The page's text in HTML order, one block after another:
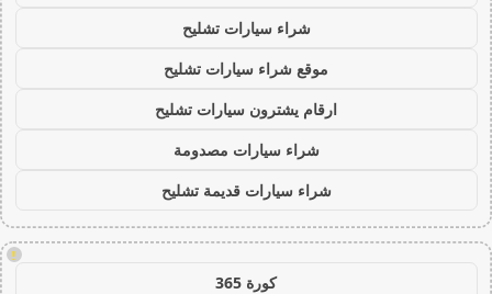
شراء سيارات تشليح
موقع شراء سيارات تشليح
ارقام يشترون سيارات تشليح
شراء سيارات مصدومة
شراء سيارات قديمة تشليح
!
كورة 365